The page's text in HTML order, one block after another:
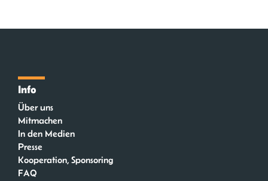
Info
Über uns
Mitmachen
In den Medien
Presse
Kooperation, Sponsoring
FAQ